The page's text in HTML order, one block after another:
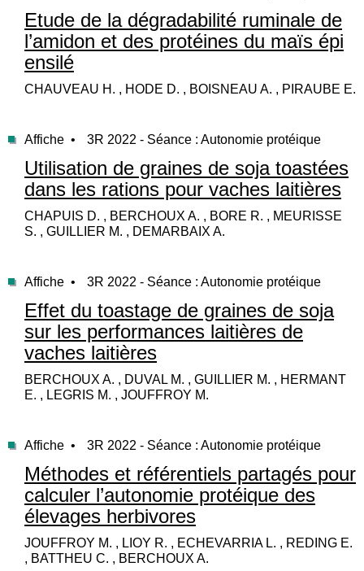
Etude de la dégradabilité ruminale de
l’amidon et des protéines du maïs épi
ensilé
CHAUVEAU H. , HODE D. , BOISNEAU A. , PIRAUBE E.
Affiche • 3R 2022 - Séance : Autonomie protéique
Utilisation de graines de soja toastées
dans les rations pour vaches laitières
CHAPUIS D. , BERCHOUX A. , BORE R. , MEURISSE
S. , GUILLIER M. , DEMARBAIX A.
Affiche • 3R 2022 - Séance : Autonomie protéique
Effet du toastage de graines de soja
sur les performances laitières de
vaches laitières
BERCHOUX A. , DUVAL M. , GUILLIER M. , HERMANT
E. , LEGRIS M. , JOUFFROY M.
Affiche • 3R 2022 - Séance : Autonomie protéique
Méthodes et référentiels partagés pour
calculer l’autonomie protéique des
élevages herbivores
JOUFFROY M. , LIOY R. , ECHEVARRIA L. , REDING E.
, BATTHEU C. , BERCHOUX A.